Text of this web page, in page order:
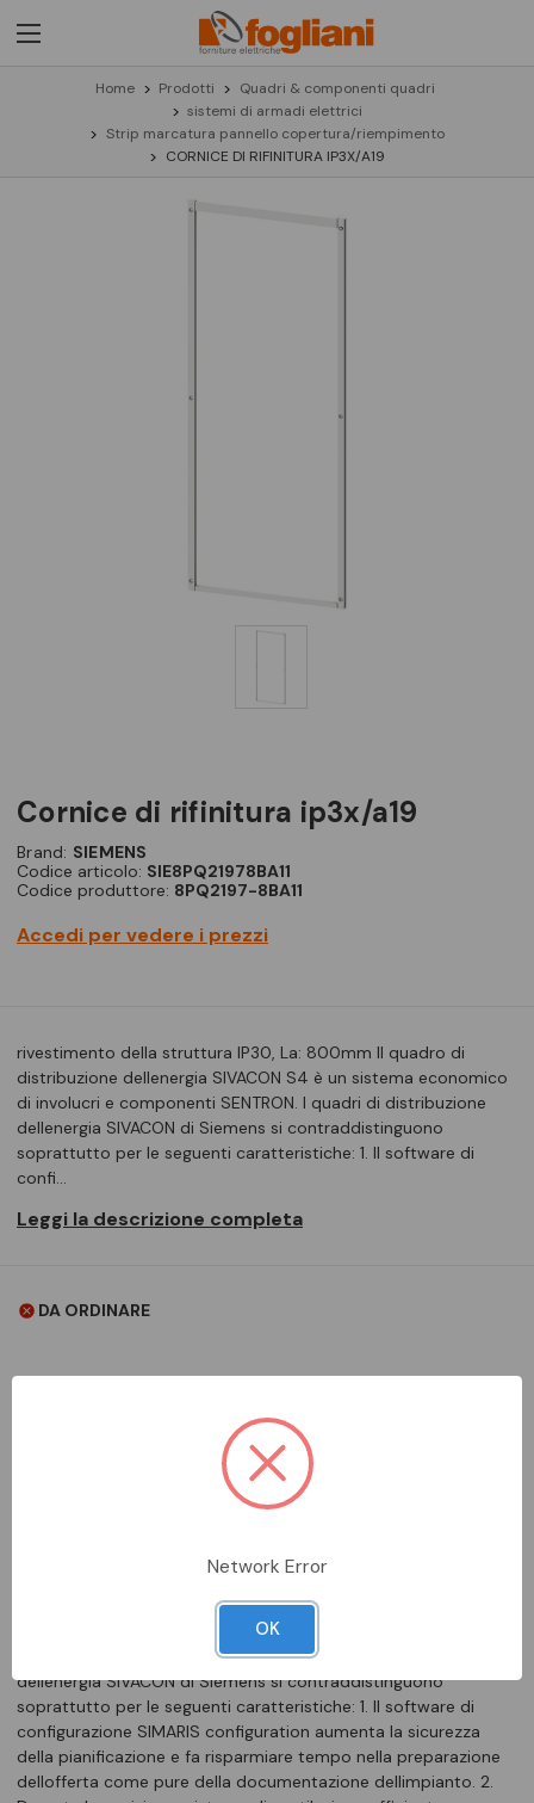
Home Prodotti
Quadri & componenti quadri
sistemi di armadi elettrici
Strip marcatura pannello copertura/riempimento
CORNICE DI RIFINITURA IP3X/A19
cornice di rifinitura ip3x/a19
Brand: SIEMENS
Codice articolo: SIE8PQ21978BA11
Codice produttore: 8PQ2197-8BA11
Accedi per vedere i prezzi
rivestimento della struttura IP30, La: 800mm Il quadro di
distribuzione dellenergia SIVACON S4 è un sistema economico
di involucri e componenti SENTRON. I quadri di distribuzione
dellenergia SIVACON di Siemens si contraddistinguono
soprattutto per le seguenti caratteristiche: 1. Il software di
confi…
Leggi la descrizione completa
DA ORDINARE
DESCRIZIONE COMPLETA
rivestimento della struttura IP30, La: 800mm Il quadro di
distribuzione dellenergia SIVACON S4 è un sistema economico
di involucri e componenti SENTRON. I quadri di distribuzione
dellenergia SIVACON di Siemens si contraddistinguono
soprattutto per le seguenti caratteristiche: 1. Il software di
configurazione SIMARIS configuration aumenta la sicurezza
della pianificazione e fa risparmiare tempo nella preparazione
dellofferta come pure della documentazione dellimpianto. 2.
Network Error
OK